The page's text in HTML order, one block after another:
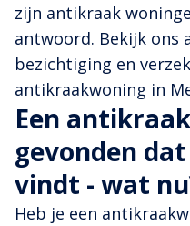
zijn antikraak
antwoord. Bekijk ons
bezichtiging en
antikraakwoning in
Een
gevonden
vindt - wat
Heb je een